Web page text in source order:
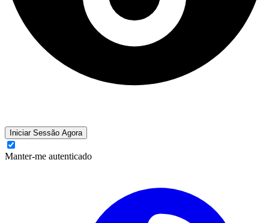
Iniciar Sessão Agora
Manter-me autenticado